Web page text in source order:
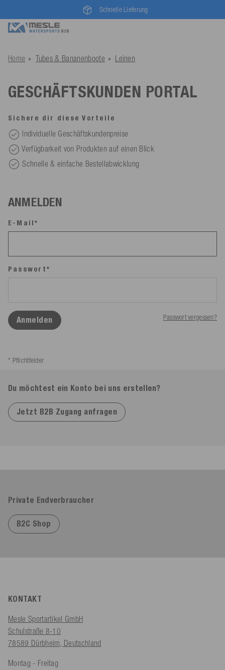
Schnelle Lieferung
Home Tubes & Bananenboote Leinen
GESCHÄFTSKUNDEN PORTAL
Sichere dir diese Vorteile
Individuelle Geschäftskundenpreise
Verfügbarkeit von Produkten auf einen Blick
Schnelle & einfache Bestellabwicklung
ANMELDEN
E-Mail*
Passwort*
Anmelden Passwort vergessen?
* Pflichtfelder
Du möchtest ein Konto bei uns erstellen?
Jetzt B2B Zugang anfragen
Private Endverbraucher
B2C Shop
KONTAKT
Mesle Sportartikel GmbH
Schulstraße 8-10
78589 Dürbheim, Deutschland
Montag - Freitag